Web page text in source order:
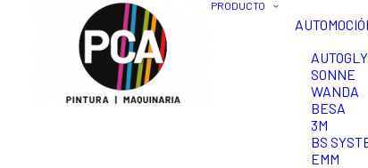
PRODUCTO
SONNE
WANDA
BESA
3M
BS
EMM